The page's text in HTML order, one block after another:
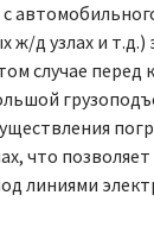
ж/д узлах и
случае
что
линиями